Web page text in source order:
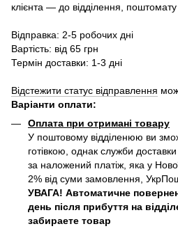
клієнта — до відділення,
Відправка: 2-5 робочих дні
Вартість: від 65 грн
Термін доставки: 1-3 дні
Відстежити статус відправлення
Варіанти оплати:
Оплата при отримані товару
У поштовому відділенюю ви
готівкою, однак служби
за наложений платіж, яка у
2% від суми замовлення,
УВАГА! Автоматичне
день після прибуття на
забираете товар